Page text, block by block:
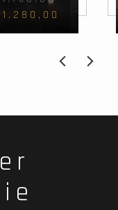
1.280,00